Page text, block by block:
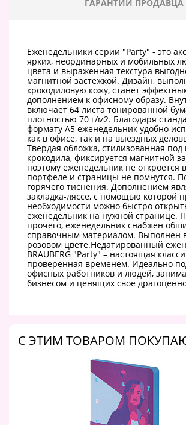
ГАРАНТИИ ПРОДАВЦА
Еженедельники серии "Party" - это
ярких, неординарных и мобильных
цвета и выраженная текстура
магнитной застежкой. Дизайн,
крокодиловую кожу, станет
дополнением к офисному образу.
включает 64 листа тонированной
плотностью 70 г/м2. Благодаря
формату А5 еженедельник удобно
как в офисе, так и на выездных
Твердая обложка, стилизованная под
крокодила, фиксируется магнитной
поэтому еженедельник не откроется
портфеле и страницы не помнутся.
горячего тиснения. Дополнением
закладка-ляссе, с помощью которой
необходимости можно быстро
еженедельник на нужной странице.
прочего, еженедельник снабжен
справочным материалом. Выполнен
розовом цвете.Недатированный
BRAUBERG "Party" – настоящая
проверенная временем. Идеально
офисных работников и людей,
бизнесом и ценящих свое
C ЭТИМ ТОВАРОМ